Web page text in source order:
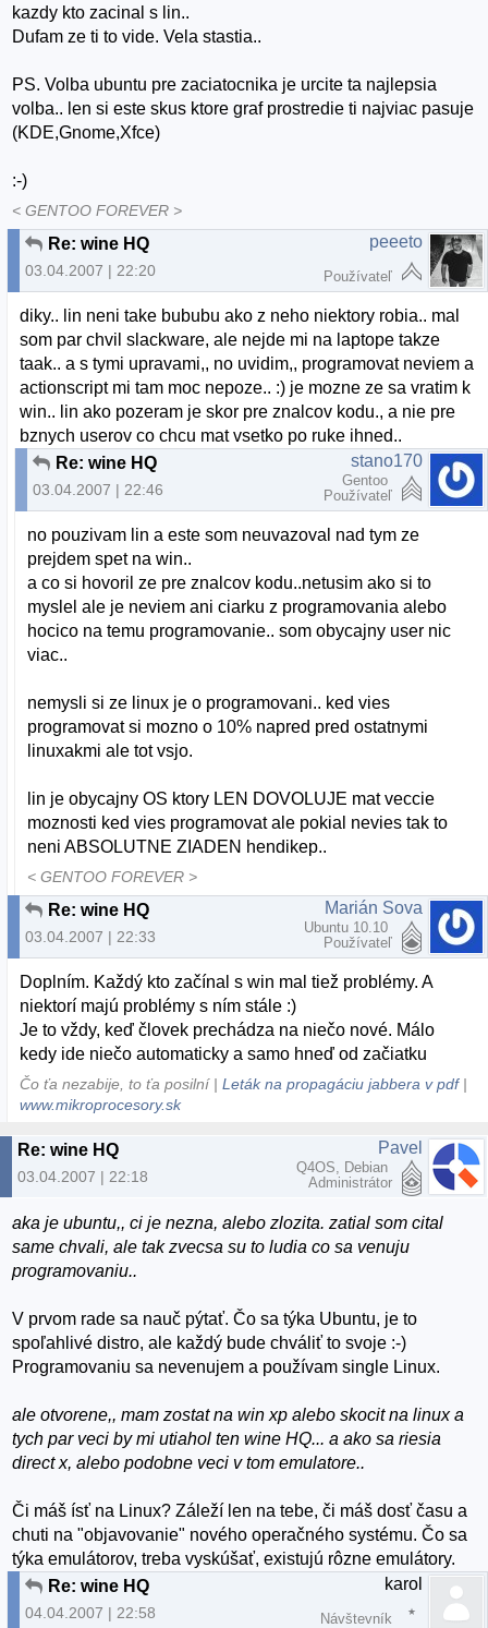
kazdy kto zacinal s lin..
Dufam ze ti to vide. Vela stastia..
PS. Volba ubuntu pre zaciatocnika je urcite ta najlepsia
volba.. len si este skus ktore graf prostredie ti najviac pasuje
(KDE,Gnome,Xfce)
:-)
< GENTOO FOREVER >
Re: wine HQ
03.04.2007 | 22:20
peeeto
Používateľ
diky.. lin neni take bububu ako z neho niektory robia.. mal
som par chvil slackware, ale nejde mi na laptope takze
taak.. a s tymi upravami,, no uvidim,, programovat neviem a
actionscript mi tam moc nepoze.. :) je mozne ze sa vratim k
win.. lin ako pozeram je skor pre znalcov kodu., a nie pre
bznych userov co chcu mat vsetko po ruke ihned..
Re: wine HQ
03.04.2007 | 22:46
stano170
Gentoo
Používateľ
no pouzivam lin a este som neuvazoval nad tym ze
prejdem spet na win..
a co si hovoril ze pre znalcov kodu..netusim ako si to
myslel ale je neviem ani ciarku z programovania alebo
hocico na temu programovanie.. som obycajny user nic
viac..
nemysli si ze linux je o programovani.. ked vies
programovat si mozno o 10% napred pred ostatnymi
linuxakmi ale tot vsjo.
lin je obycajny OS ktory LEN DOVOLUJE mat veccie
moznosti ked vies programovat ale pokial nevies tak to
neni ABSOLUTNE ZIADEN hendikep..
< GENTOO FOREVER >
Re: wine HQ
03.04.2007 | 22:33
Marián Sova
Ubuntu 10.10
Používateľ
Doplním. Každý kto začínal s win mal tiež problémy. A
niektorí majú problémy s ním stále :)
Je to vždy, keď človek prechádza na niečo nové. Málo
kedy ide niečo automaticky a samo hneď od začiatku
Čo ťa nezabije, to ťa posilní |Leták na propagáciu jabbera v pdf|
www.mikroprocesory.sk
Re: wine HQ
03.04.2007 | 22:18
Pavel
Q4OS, Debian
Administrátor
aka je ubuntu,, ci je nezna, alebo zlozita. zatial som cital
same chvali, ale tak zvecsa su to ludia co sa venuju
programovaniu..
V prvom rade sa nauč pýtať. Čo sa týka Ubuntu, je to
spoľahlivé distro, ale každý bude chváliť to svoje :-)
Programovaniu sa nevenujem a používam single Linux.
ale otvorene,, mam zostat na win xp alebo skocit na linux a
tych par veci by mi utiahol ten wine HQ... a ako sa riesia
direct x, alebo podobne veci v tom emulatore..
Či máš ísť na Linux? Záleží len na tebe, či máš dosť času a
chuti na "objavovanie" nového operačného systému. Čo sa
týka emulátorov, treba vyskúšať, existujú rôzne emulátory.
Re: wine HQ
04.04.2007 | 22:58
karol
Návštevník